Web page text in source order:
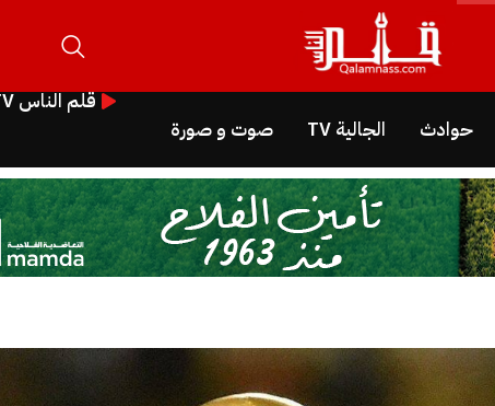
حوادث الجالية TV صوت و صورة
قلم الناس TV